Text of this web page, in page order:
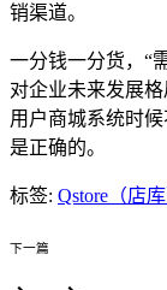
销渠道。
一分钱一分货，“
对企业未来发展
用户商城系统时
是正确的。
标签: Qstore（店库
下一篇